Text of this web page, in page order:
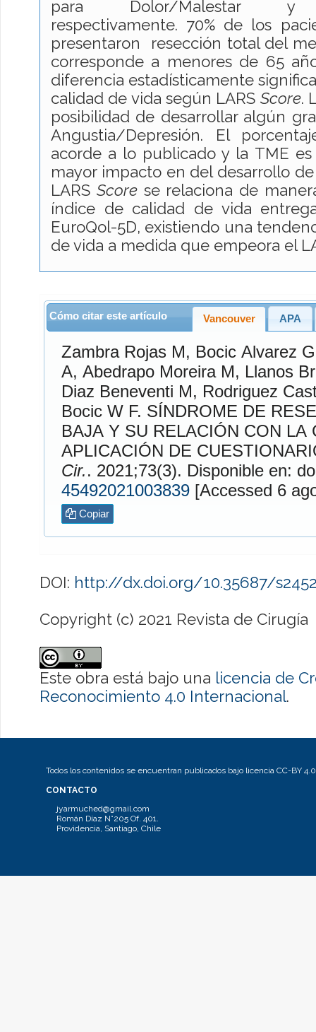
para Dolor/Malestar y
respectivamente. 70% de los
presentaron resección total del
corresponde a menores de 65
diferencia estadísticamente
calidad de vida según LARS Score.
posibilidad de desarrollar algún
Angustia/Depresión. El
acorde a lo publicado y la TME
mayor impacto en del desarrollo
LARS Score se relaciona de
índice de calidad de vida
EuroQol-5D, existiendo una
de vida a medida que empeora el
Cómo citar este artículo Vancouver APA
Zambra RojasM, Bocic Alvarez
A, Abedrapo MoreiraM, Llanos
Diaz Beneventi M, Rodriguez
Bocic WF. SÍNDROME DE RESECCIÓN ANTERIOR
BAJA Y SU RELACIÓN CON LA
APLICACIÓN DE
Cir.
. 2021;73(3). Disponible en:
45492021003839
Copiar
DOI: http://dx.doi.org/10.35687/
Copyright (c) 2021 Revista de Cirugía
Este obra está bajo una licencia de
Reconocimiento 4.0 Internacional.
Todos los contenidos se encuentran publicados bajo licencia CC-BY 4.0
CONTACTO
jyarmuched@gmail.com
Román Díaz N°205 Of. 401.
Providencia, Santiago, Chile